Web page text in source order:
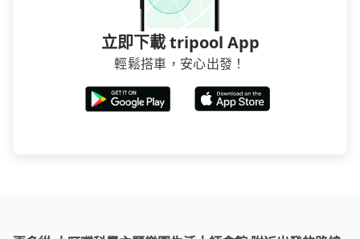
立即下載 tripool App
輕鬆搭車，安心出發！